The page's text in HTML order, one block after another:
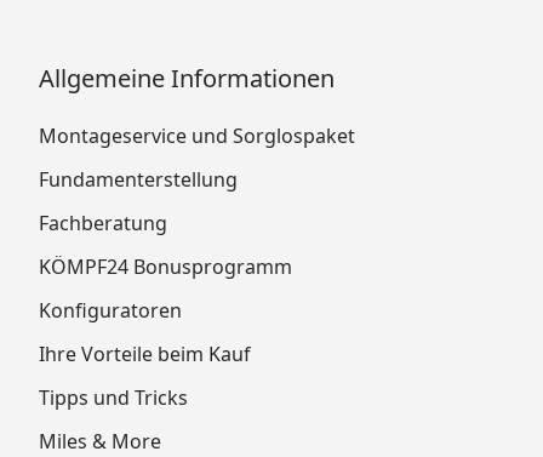
Allgemeine Informationen
Montageservice und Sorglospaket
Fundamenterstellung
Fachberatung
KÖMPF24 Bonusprogramm
Konfiguratoren
Ihre Vorteile beim Kauf
Tipps und Tricks
Miles & More